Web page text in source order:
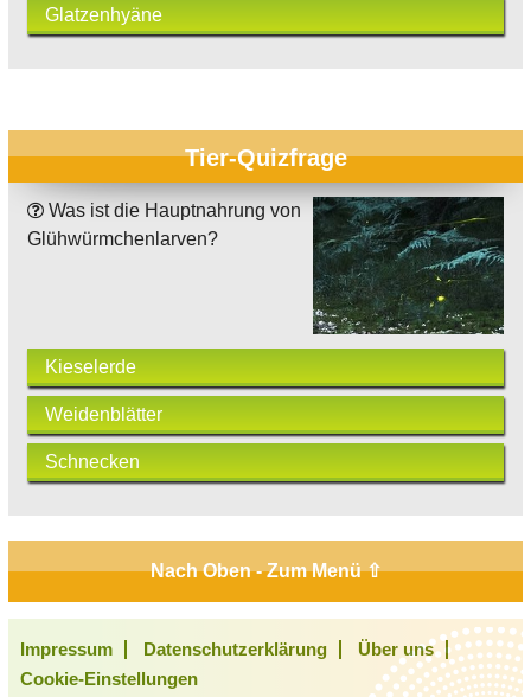
Glatzenhyäne
Tier-Quizfrage
Was ist die Hauptnahrung von
Glühwürmchenlarven?
Kieselerde
Weidenblätter
Schnecken
Nach Oben - Zum Menü ⇧
Impressum Datenschutzerklärung
Über uns
Cookie-Einstellungen